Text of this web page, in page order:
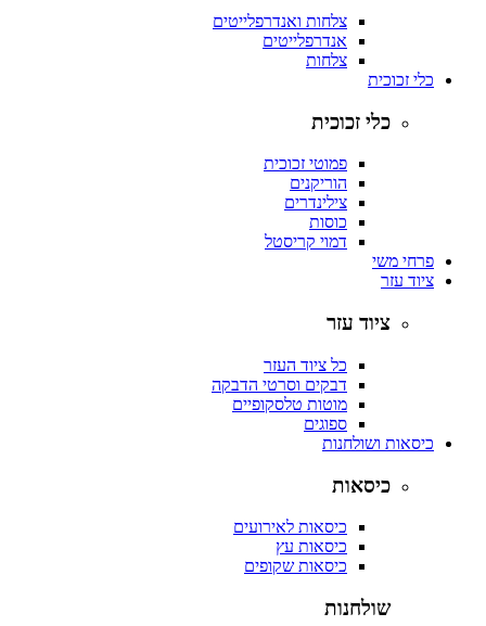
צלחות ואנדרפלייטים
אנדרפלייטים
צלחות
כלי זכוכית
כלי זכוכית
פמוטי זכוכית
הוריקנים
צילינדרים
כוסות
דמוי קריסטל
פרחי משי
ציוד עזר
ציוד עזר
כל ציוד העזר
דבקים וסרטי הדבקה
מוטות טלסקופיים
ספוגים
כיסאות ושולחנות
כיסאות
כיסאות לאירועים
כיסאות עץ
כיסאות שקופים
שולחנות